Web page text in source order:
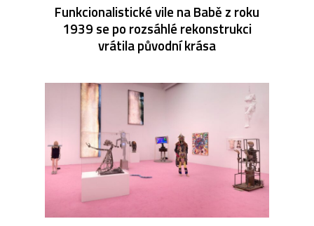
Funkcionalistické vile na Babě z roku
1939 se po rozsáhlé rekonstrukci
vrátila původní krása